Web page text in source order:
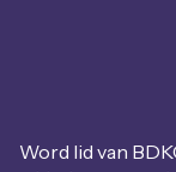
Word lid van